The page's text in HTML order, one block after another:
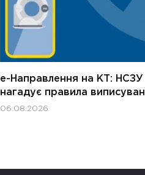
е-Направлення на КТ: НСЗУ
нагадує правила
06.08.2026